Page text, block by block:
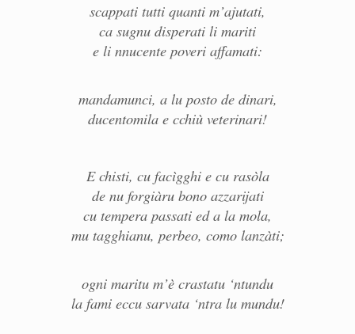
scappati tutti quanti m’ajutati,
ca sugnu disperati li mariti
e li nnucente poveri affamati:
mandamunci, a lu posto de dinari,
ducentomila e cchiù veterinari!
E chisti, cu facìgghi e cu rasòla
de nu forgiàru bono azzarijati
cu tempera passati ed a la mola,
mu tagghianu, perbeo, como lanzàti;
ogni maritu m’è crastatu ‘ntundu
la fami eccu sarvata ‘ntra lu mundu!